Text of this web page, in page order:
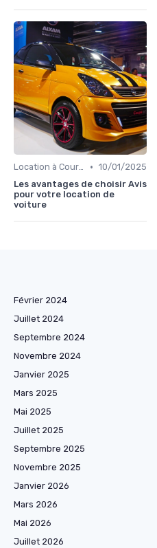
Location à Court Terme • 10/01/2025
Les avantages de choisir Avis
pour votre location de
voiture
Février 2024
Juillet 2024
Septembre 2024
Novembre 2024
Janvier 2025
Mars 2025
Mai 2025
Juillet 2025
Septembre 2025
Novembre 2025
Janvier 2026
Mars 2026
Mai 2026
Juillet 2026